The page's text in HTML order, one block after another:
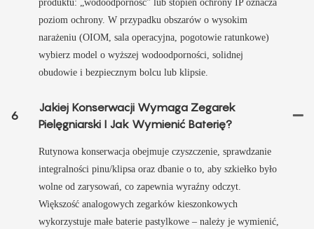
produktu: „wodoodporność” lub stopień ochrony IP oznacza
poziom ochrony. W przypadku obszarów o wysokim
narażeniu (OIOM, sala operacyjna, pogotowie ratunkowe)
wybierz model o wyższej wodoodporności, solidnej
obudowie i bezpiecznym bolcu lub klipsie.
6
Jakiej Konserwacji Wymaga Zegarek
Pielęgniarski I Jak Wymienić Baterię?
Rutynowa konserwacja obejmuje czyszczenie, sprawdzanie
integralności pinu/klipsa oraz dbanie o to, aby szkiełko było
wolne od zarysowań, co zapewnia wyraźny odczyt.
Większość analogowych zegarków kieszonkowych
wykorzystuje małe baterie pastylkowe – należy je wymienić,